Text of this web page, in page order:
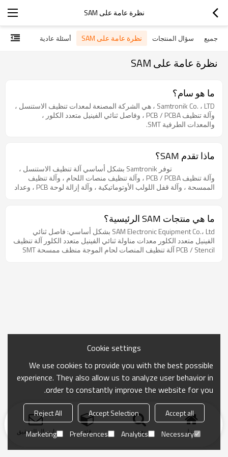
نظرة عامة على SAM
جميع سؤال المنتجات نظرة عامة على SAM أسئلة عادية
نظرة عامة على SAM
ما هو سام؟
Samtronik Co. ، LTD ، هي الشركة المصنعة لمعدات تنظيف الاستنسل ،
وآلة تنظيف PCB / PCBA ، وفاصل ثنائي الفينيل متعدد الكلور ،
والمعدات الطرفية SMT.
ماذا تقدم SAM؟
توفر Samtronik بشكل أساسي آلة تنظيف الاستنسل ،
وآلة تنظيف PCB / PCBA ، وآلة تنظيف منصات اللحام ، وآلة تنظيف
الممسحة ، وآلة قفل اللولب الأوتوماتيكية ، وآلة إزالة لوحة PCB ، وعداد
، مع تسليم سريع وفي الوقت المحدد وبأسعار تنافسية. لا يتعين عليك
التسوق بحثًا عن أفضل المنتجات ذات الجودة / السعر ، يمكنك العثور
عليها جميعًا هنا!
ما هي منتجات SAM الرئيسية؟
SAM Electronic Equipment Co.، Ltd بشكل أساسي: فاصل ثنائي
الفينيل متعدد الكلور معدات مناولة ثنائي الفينيل متعدد الكلور آلة تنظيف
PCB / Stencil آلة تنظيف المنصات لحام الموجة منظف ممسحة SMT
منزل بحث فئة ارسال التحقيق
Cookie settings
We use cookies to provide you with the best possible
experience. They also allow us to analyze user behavior in
order to constantly improve the website for you.
Accept all
Accept Selection
Reject All
Necessary
Analytics
Preferences
Marketing